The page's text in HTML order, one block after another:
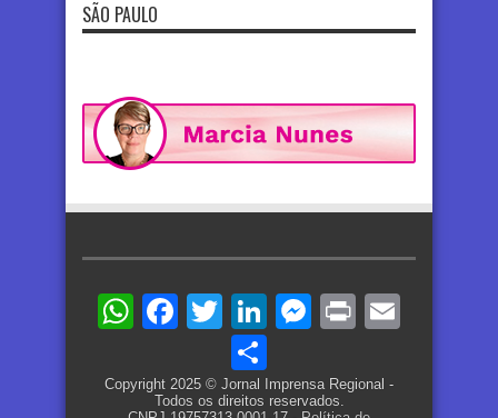
SÃO PAULO
WhatsApp
Facebook
TwitterLinkedIn
Messenger
Print
Copyright 2025 © Jornal Imprensa Regional -
Todos os direitos reservados.